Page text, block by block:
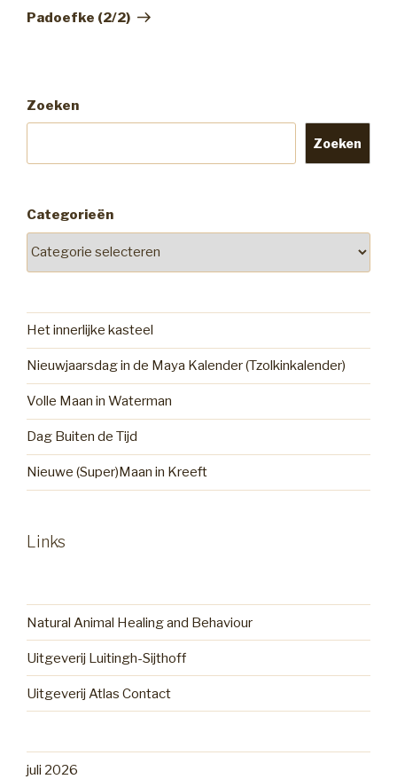
Bericht
Padoefke (2/2)
Zoeken
Zoeken
Categorieën
Het innerlijke kasteel
Nieuwjaarsdag in de Maya Kalender (Tzolkinkalender)
Volle Maan in Waterman
Dag Buiten de Tijd
Nieuwe (Super)Maan in Kreeft
Links
Natural Animal Healing and Behaviour
Uitgeverij Luitingh-Sijthoff
Uitgeverij Atlas Contact
juli 2026